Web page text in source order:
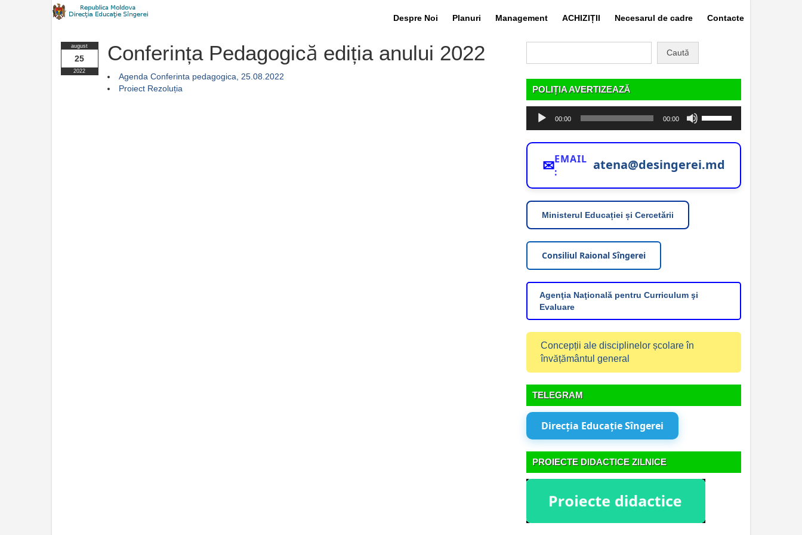
Despre Noi Planuri Management ACHIZIȚII Necesarul de cadre Contacte
august
25
2022
Conferința Pedagogică ediția anului 2022
Agenda Conferinta pedagogica, 25.08.2022
Proiect Rezoluția
POLIȚIA AVERTIZEAZĂ
Player
audio
00:00 00:00
tastele
pentru
a
✉EMAIL
:
atena@desingerei.md
Ministerul Educației și Cercetării
Consiliul Raional Sîngerei
Agenţia Naţională pentru Curriculum şi
Evaluare
Concepții ale disciplinelor școlare în
învățământul general
TELEGRAM
Direcția Educație Sîngerei
PROIECTE DIDACTICE ZILNICE